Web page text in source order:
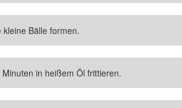
kleine Bälle formen.
in heißem Öl frittieren.